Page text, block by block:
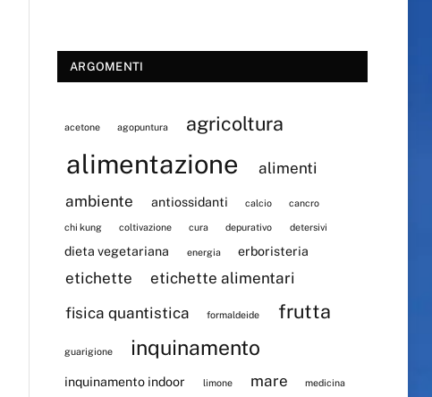
ARGOMENTI
acetone agopuntura agricoltura
alimentazione
alimenti
ambiente
antiossidanti calcio cancro
chi kung coltivazione cura depurativo detersivi
dieta vegetariana energia erboristeria
etichette
etichette alimentari
fisica quantistica
formaldeide frutta
guarigione inquinamento
inquinamento indoor limone mare medicina